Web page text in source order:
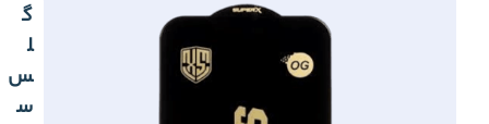
گ
ل
س
س